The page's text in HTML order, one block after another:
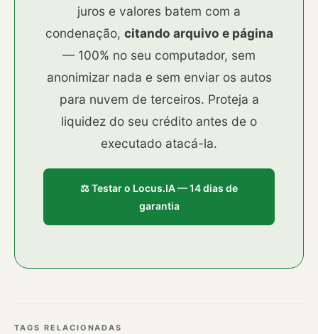
juros e valores batem com a
condenação, citando arquivo e página
— 100% no seu computador, sem
anonimizar nada e sem enviar os autos
para nuvem de terceiros. Proteja a
liquidez do seu crédito antes de o
executado atacá-la.
⚖️ Testar o Locus.IA — 14 dias de
garantia
TAGS RELACIONADAS